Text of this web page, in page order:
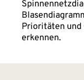
Prioritäten und
erkennen.